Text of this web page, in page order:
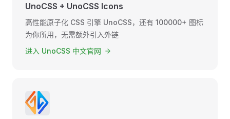
UnoCSS + UnoCSS Icons
高性能原子化 CSS 引擎 UnoCSS，还有 100000+ 图标
为你所用，无需额外引入外链
进入 UnoCSS 中文官网